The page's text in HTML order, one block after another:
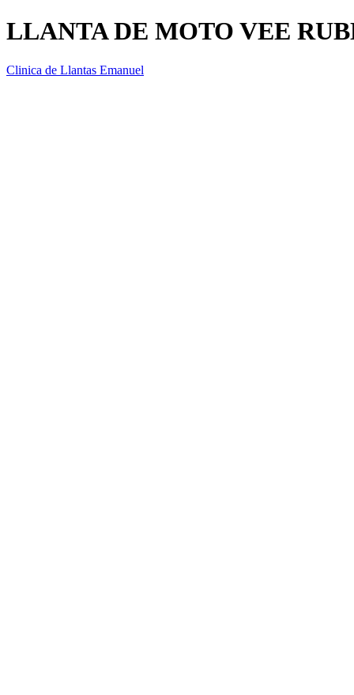
LLANTA DE MOTO VEE
Clinica de Llantas Emanuel